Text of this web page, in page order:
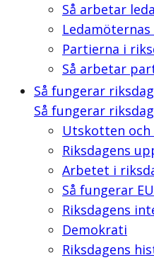
Så arbetar
Partierna i
Så arbetar
Så fungerar
Så fungerar
Utskotten och
Riksdagens
Arbetet i
Så fungerar EU
Riksdagens
Demokrati
Riksdagens